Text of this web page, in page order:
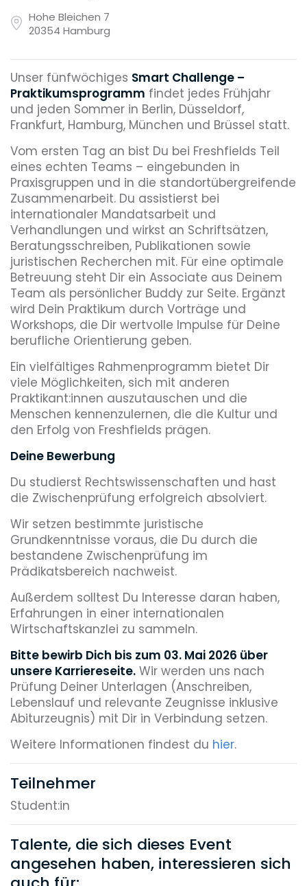
Hohe Bleichen 7
20354 Hamburg
Unser fünfwöchiges Smart Challenge –
Praktikumsprogramm findet jedes Frühjahr
und jeden Sommer in Berlin, Düsseldorf,
Frankfurt, Hamburg, München und Brüssel statt.
Vom ersten Tag an bist Du bei Freshfields Teil
eines echten Teams – eingebunden in
Praxisgruppen und in die standortübergreifende
Zusammenarbeit. Du assistierst bei
internationaler Mandatsarbeit und
Verhandlungen und wirkst an Schriftsätzen,
Beratungsschreiben, Publikationen sowie
juristischen Recherchen mit. Für eine optimale
Betreuung steht Dir ein Associate aus Deinem
Team als persönlicher Buddy zur Seite. Ergänzt
wird Dein Praktikum durch Vorträge und
Workshops, die Dir wertvolle Impulse für Deine
berufliche Orientierung geben.
Ein vielfältiges Rahmenprogramm bietet Dir
viele Möglichkeiten, sich mit anderen
Praktikant:innen auszutauschen und die
Menschen kennenzulernen, die die Kultur und
den Erfolg von Freshfields prägen.
Deine Bewerbung
Du studierst Rechtswissenschaften und hast
die Zwischenprüfung erfolgreich absolviert.
Wir setzen bestimmte juristische
Grundkenntnisse voraus, die Du durch die
bestandene Zwischenprüfung im
Prädikatsbereich nachweist.
Außerdem solltest Du Interesse daran haben,
Erfahrungen in einer internationalen
Wirtschaftskanzlei zu sammeln.
Bitte bewirb Dich bis zum 03. Mai 2026 über
unsere Karriereseite. Wir werden uns nach
Prüfung Deiner Unterlagen (Anschreiben,
Lebenslauf und relevante Zeugnisse inklusive
Abiturzeugnis) mit Dir in Verbindung setzen.
Weitere Informationen findest du hier.
Teilnehmer
Student:in
Talente, die sich dieses Event
angesehen haben, interessieren sich